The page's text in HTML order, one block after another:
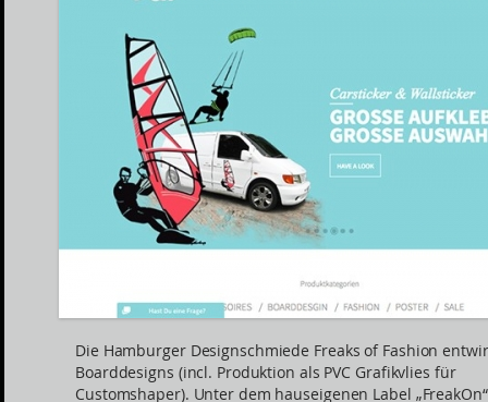
Die Hamburger Designschmiede Freaks of Fashion
Boarddesigns (incl. Produktion als PVC Grafikvlies für
Customshaper). Unter dem hauseigenen Label